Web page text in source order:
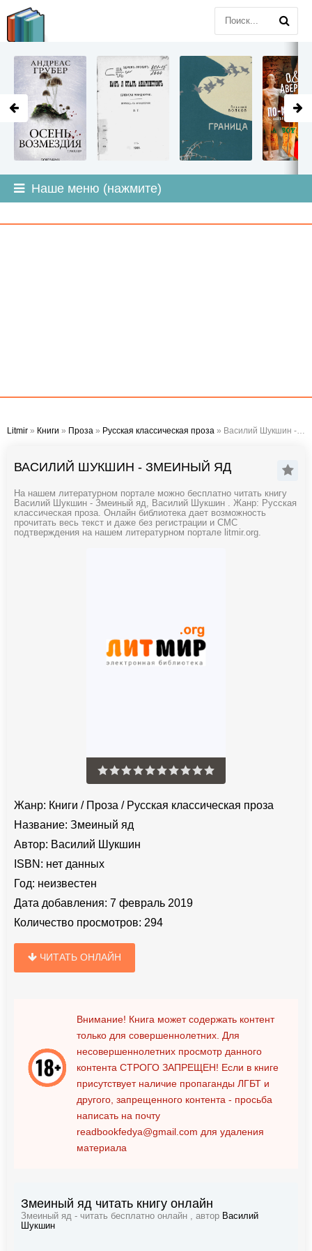
Наше меню (нажмите)
Litmir » Книги » Проза » Русская классическая проза » Василий Шукшин - Змеиный яд
ВАСИЛИЙ ШУКШИН - ЗМЕИНЫЙ ЯД
На нашем литературном портале можно бесплатно читать книгу
Василий Шукшин - Змеиный яд, Василий Шукшин . Жанр: Русская
классическая проза. Онлайн библиотека дает возможность
прочитать весь текст и даже без регистрации и СМС
подтверждения на нашем литературном портале litmir.org.
Жанр: Книги / Проза / Русская классическая проза
Название: Змеиный яд
Автор: Василий Шукшин
ISBN: нет данных
Год: неизвестен
Дата добавления: 7 февраль 2019
Количество просмотров: 294
ЧИТАТЬ ОНЛАЙН
Внимание! Книга может содержать контент
только для совершеннолетних. Для
несовершеннолетних просмотр данного
контента СТРОГО ЗАПРЕЩЕН! Если в книге
присутствует наличие пропаганды ЛГБТ и
другого, запрещенного контента - просьба
написать на почту
readbookfedya@gmail.com для удаления
материала
Змеиный яд читать книгу онлайн
Змеиный яд - читать бесплатно онлайн , автор Василий
Шукшин
LITMIR.ORG